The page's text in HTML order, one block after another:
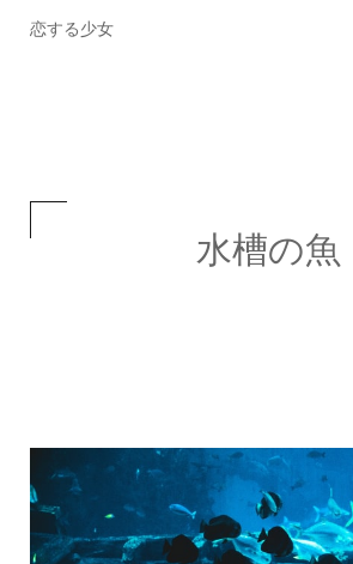
恋する少女
水槽の魚